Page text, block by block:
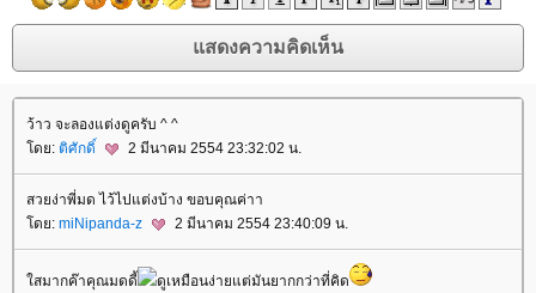
ว้าว จะลองแต่งดูครับ ^ ^
ดย: ติศักดิ์ 2 มีนาคม 2554 23:32:02 น.
สวยง่าพี่มด ไว้ไปแต่งบ้าง ขอบคุณค่าา
ดย: miNipanda-z 2 มีนาคม 2554 23:40:09 น.
สมากค๊าคุณมดดี้
ดูเหมือนง่ายแต่มันยากกว่าที่คิด